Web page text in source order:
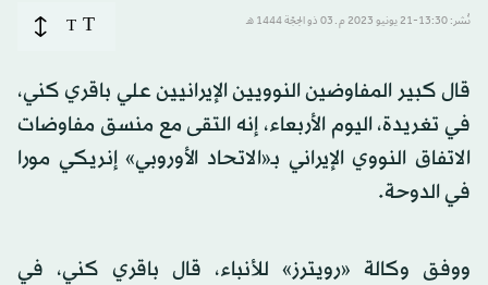
نُشر: 13:30-21 يونيو 2023 م ـ 03 ذو الحِجّة 1444 هـ T
T
قال كبير المفاوضين النوويين الإيرانيين علي باقري كني،
في تغريدة، اليوم الأربعاء، إنه التقى مع منسق مفاوضات
الاتفاق النووي الإيراني بـ«الاتحاد الأوروبي» إنريكي مورا
في الدوحة.
ووفق وكالة «رويترز» للأنباء، قال باقري كني، في